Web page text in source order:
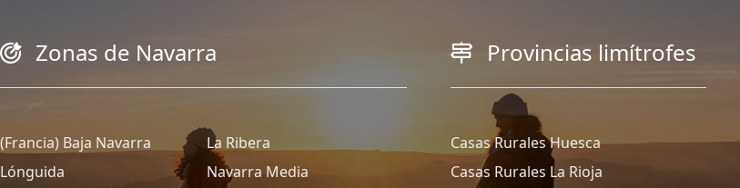
Zonas de Navarra
(Francia) Baja Navarra
La Ribera
Lónguida
Navarra Media
Provincias limítrofes
Casas Rurales Huesca
Casas Rurales La Rioja